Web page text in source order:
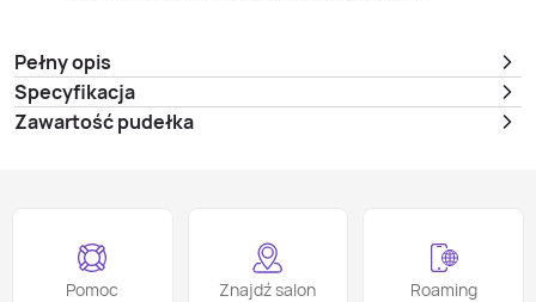
Pełny opis
Specyfikacja
Zawartość pudełka
Pomoc Znajdź salon Roaming